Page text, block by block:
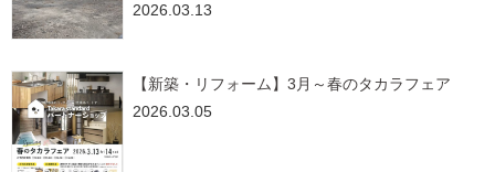
2026.03.13
【新築・リフォーム】3月～春のタカラフェア
2026.03.05